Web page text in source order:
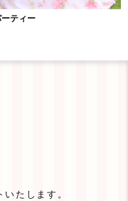
ティー
たします。